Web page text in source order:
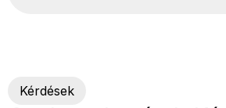
Kérdések